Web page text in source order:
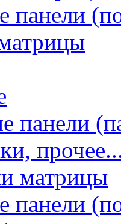
панели
панели
матрицы
панели